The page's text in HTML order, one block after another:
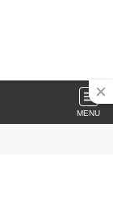
MENU